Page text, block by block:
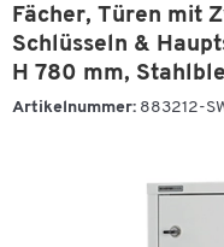
Fächer, Türen mit
Schlüsseln &
H 780 mm,
Artikelnummer: 883212-